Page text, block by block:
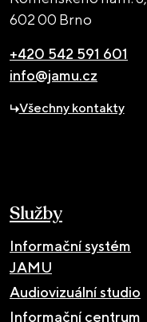
602 00 Brno
+420 542 591 601
info@jamu.cz
Všechny kontakty
Služby
Informační systém
JAMU
Audiovizuální studio
Informační centrum